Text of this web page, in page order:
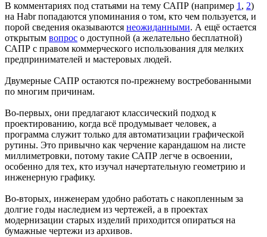
В комментариях под статьями на тему САПР (например 1 , 2)
на Habr попадаются упоминания о том, кто чем пользуется, и
порой сведения оказываются неожиданными. А ещё остается
открытым вопрос о доступной (а желательно бесплатной)
САПР с правом коммерческого использования для мелких
предпринимателей и мастеровых людей.
Двумерные САПР остаются по-прежнему востребованными
по многим причинам.
Во-первых, они предлагают классический подход к
проектированию, когда всё продумывает человек, а
программа служит только для автоматизации графической
рутины. Это привычно как черчение карандашом на листе
миллиметровки, потому такие САПР легче в освоении,
особенно для тех, кто изучал начертательную геометрию и
инженерную графику.
Во-вторых, инженерам удобно работать с накопленным за
долгие годы наследием из чертежей, а в проектах
модернизации старых изделий приходится опираться на
бумажные чертежи из архивов.